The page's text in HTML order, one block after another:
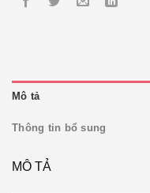
Mô tả
Thông tin bổ sung
MÔ TẢ